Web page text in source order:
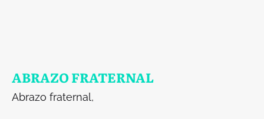
ABRAZO FRATERNAL
Abrazo fraternal,